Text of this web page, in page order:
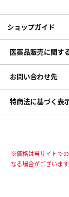
ショップガイド
医薬品販売に関す
お問い合わせ先
特商法に基づく表
※価格は当サイトで
なる場合がございま